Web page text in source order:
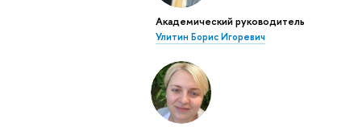
Академический руководитель
Улитин Борис Игоревич